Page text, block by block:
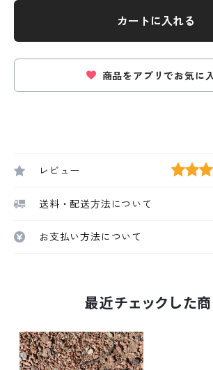
カートに入れる
商品をアプリでお気に
レビュー
送料・配送方法について
お支払い方法について
最近チェックした